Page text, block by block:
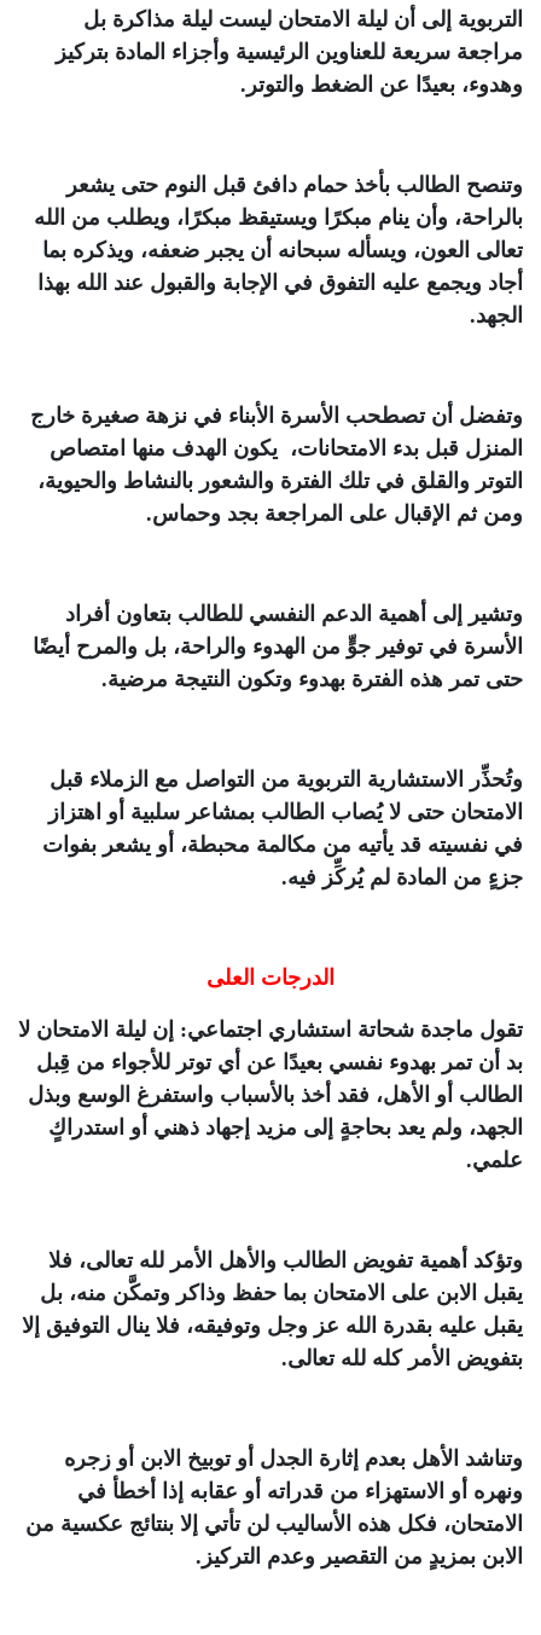
التربوية إلى أن ليلة الامتحان ليست ليلة مذاكرة بل
مراجعة سريعة للعناوين الرئيسية وأجزاء المادة بتركيز
وهدوء، بعيدًا عن الضغط والتوتر.
وتنصح الطالب بأخذ حمام دافئ قبل النوم حتى يشعر
بالراحة، وأن ينام مبكرًا ويستيقظ مبكرًا، ويطلب من الله
تعالى العون، ويسأله سبحانه أن يجبر ضعفه، ويذكره بما
أجاد ويجمع عليه التفوق في الإجابة والقبول عند الله بهذا
الجهد.
وتفضل أن تصطحب الأسرة الأبناء في نزهة صغيرة خارج
المنزل قبل بدء الامتحانات، يكون الهدف منها امتصاص
التوتر والقلق في تلك الفترة والشعور بالنشاط والحيوية،
ومن ثم الإقبال على المراجعة بجد وحماس.
وتشير إلى أهمية الدعم النفسي للطالب بتعاون أفراد
الأسرة في توفير جوٍّ من الهدوء والراحة، بل والمرح أيضًا
حتى تمر هذه الفترة بهدوء وتكون النتيجة مرضية.
وتُحذِّر الاستشارية التربوية من التواصل مع الزملاء قبل
الامتحان حتى لا يُصاب الطالب بمشاعر سلبية أو اهتزاز
في نفسيته قد يأتيه من مكالمة محبطة، أو يشعر بفوات
جزءٍ من المادة لم يُركِّز فيه.
الدرجات العلى
تقول ماجدة شحاتة استشاري اجتماعي: إن ليلة الامتحان لا
بد أن تمر بهدوء نفسي بعيدًا عن أي توتر للأجواء من قِبل
الطالب أو الأهل، فقد أخذ بالأسباب واستفرغ الوسع وبذل
الجهد، ولم يعد بحاجةٍ إلى مزيد إجهاد ذهني أو استدراكٍ
علمي.
وتؤكد أهمية تفويض الطالب والأهل الأمر لله تعالى، فلا
يقبل الابن على الامتحان بما حفظ وذاكر وتمكَّن منه، بل
يقبل عليه بقدرة الله عز وجل وتوفيقه، فلا ينال التوفيق إلا
بتفويض الأمر كله لله تعالى.
وتناشد الأهل بعدم إثارة الجدل أو توبيخ الابن أو زجره
ونهره أو الاستهزاء من قدراته أو عقابه إذا أخطأ في
الامتحان، فكل هذه الأساليب لن تأتي إلا بنتائج عكسية من
الابن بمزيدٍ من التقصير وعدم التركيز.